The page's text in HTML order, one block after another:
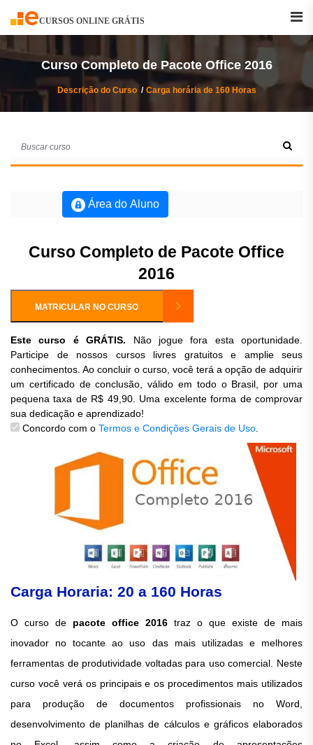
CURSOS ONLINE GRÁTIS
Curso
Curso Completo de Pacote Office 2016
Descrição do Curso Carga horária de 160 Horas
Área do Aluno
Curso Completo de Pacote Office
2016
MATRICULAR NO CURSO
Este curso é GRÁTIS. Não jogue fora esta oportunidade.
Participe de nossos cursos livres gratuitos e amplie seus
conhecimentos. Ao concluir o curso, você terá a opção de adquirir
um certificado de conclusão, válido em todo o Brasil, por uma
pequena taxa de R$ 49,90. Uma excelente forma de comprovar
sua dedicação e aprendizado!
Concordo com o Termos e Condições Gerais de Uso
Carga Horaria: 20 a 160 Horas
O curso de pacote office 2016 traz o que existe de mais
inovador no tocante ao uso das mais utilizadas e melhores
ferramentas de produtividade voltadas para uso comercial. Neste
curso você verá os principais e os procedimentos mais utilizados
para produção de documentos profissionais no Word,
desenvolvimento de planilhas de cálculos e gráficos elaborados